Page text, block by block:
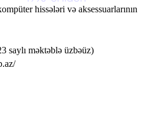
hissələri və aksessuarlarının
saylı məktəblə üzbəüz)